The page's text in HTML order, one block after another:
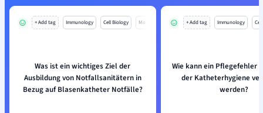
+ Add tag Immunology Cell Biology Mo
Was ist ein wichtiges Ziel der
Ausbildung von Notfallsanitätern in
Bezug auf Blasenkatheter Notfälle?
+ Add tag Immunology
Wie kann ein Pflegefehler
der Katheterhygiene
werden?